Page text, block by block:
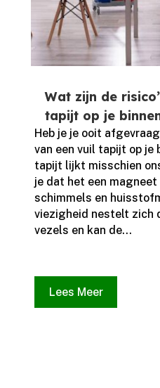
Wat zijn de
tapijt op je
Heb je je ooit
van een vuil tapijt op je
tapijt lijkt misschien
je dat het een
schimmels en
viezigheid nestelt zich
vezels en kan de...
Lees Meer